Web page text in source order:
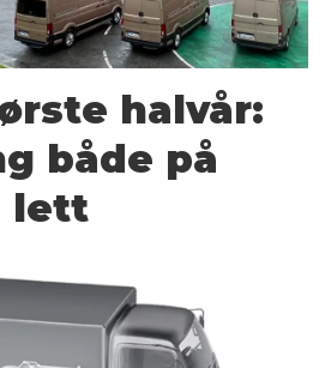
halvår:
både på
lett